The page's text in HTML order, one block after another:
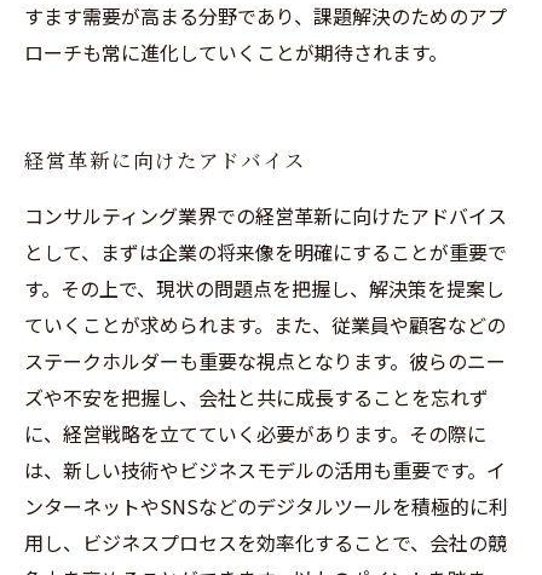
すます需要が高まる分野であり、課題解決のためのアプ
ローチも常に進化していくことが期待されます。
経営革新に向けたアドバイス
コンサルティング業界での経営革新に向けたアドバイス
として、まずは企業の将来像を明確にすることが重要で
す。その上で、現状の問題点を把握し、解決策を提案し
ていくことが求められます。また、従業員や顧客などの
ステークホルダーも重要な視点となります。彼らのニー
ズや不安を把握し、会社と共に成長することを忘れず
に、経営戦略を立てていく必要があります。その際に
は、新しい技術やビジネスモデルの活用も重要です。イ
ンターネットやSNSなどのデジタルツールを積極的に利
用し、ビジネスプロセスを効率化することで、会社の競